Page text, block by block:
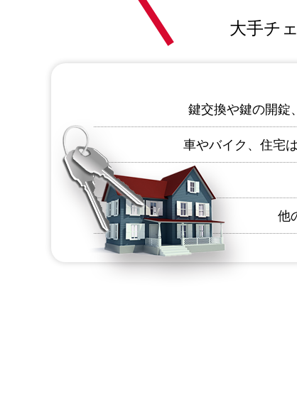
大手チ
鍵交換や鍵の開錠
車やバイク、住宅
他